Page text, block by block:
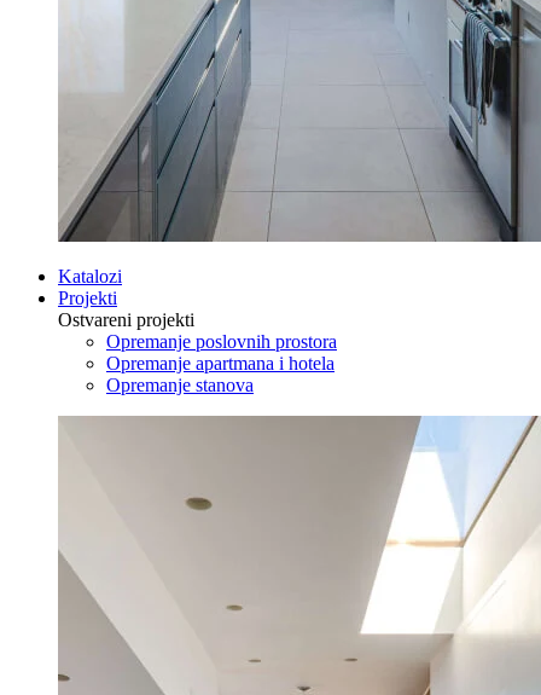
Katalozi
Projekti
Ostvareni projekti
Opremanje poslovnih prostora
Opremanje apartmana i hotela
Opremanje stanova